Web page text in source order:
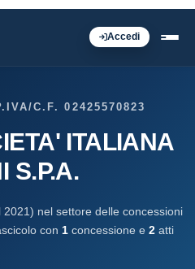
Accedi
C.F. 02425570823
ITALIANA
2021) nel settore delle concessioni
con 1 concessione e 2 atti